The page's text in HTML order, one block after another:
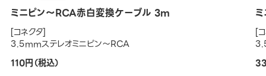
ミニピン～RCA赤白変換ケーブル 3m
[コネクタ]
3.5mmステレオミニピン～RCA
110円（税込）
[